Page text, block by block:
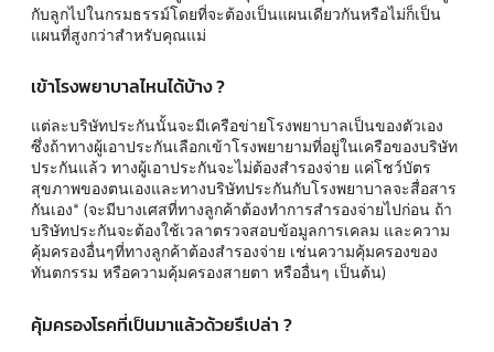
กับลูกไปในกรมธรรม์โดยที่จะต้องเป็นแผนเดียวกันหรือไม่ก็เป็น
แผนที่สูงกว่าสำหรับคุณแม่
เข้าโรงพยาบาลไหนได้บ้าง ?
แต่ละบริษัทประกันนั้นจะมีเครือข่ายโรงพยาบาลเป็นของตัวเอง
ซึ่งถ้าทางผู้เอาประกันเลือกเข้าโรงพยายามที่อยู่ในเครือของบริษัท
ประกันแล้ว ทางผู้เอาประกันจะไม่ต้องสำรองจ่าย แค่โชว์บัตร
สุขภาพของตนเองและทางบริษัทประกันกับโรงพยาบาลจะสื่อสาร
กันเอง* (จะมีบางเศสที่ทางลูกค้าต้องทำการสำรองจ่ายไปก่อน ถ้า
บริษัทประกันจะต้องใช้เวลาตรวจสอบข้อมูลการเคลม และความ
คุ้มครองอื่นๆที่ทางลูกค้าต้องสำรองจ่าย เช่นความคุ้มครองของ
ทันตกรรม หรือความคุ้มครองสายตา หรืออื่นๆ เป็นต้น)
คุ้มครองโรคที่เป็นมาแล้วด้วยรึเปล่า ?